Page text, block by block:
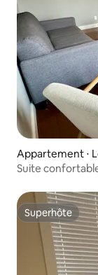
Appartement ⋅
Suite
Superhôte
Superhôte